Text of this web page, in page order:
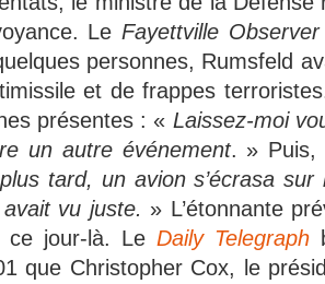
Le Fayettville
personnes, Rumsfeld
et de frappes
présentes : « Laissez-moi
un autre événement. » Puis,
tard, un avion s’écrasa
vu juste. » L’étonnante
ce jour-là. Le Daily Telegraph
que Christopher Cox, le